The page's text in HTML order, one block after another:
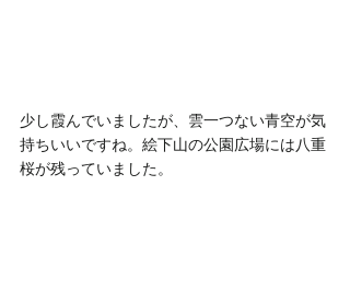
少し霞んでいましたが、雲一つない青空が気
持ちいいですね。絵下山の公園広場には八重
桜が残っていました。